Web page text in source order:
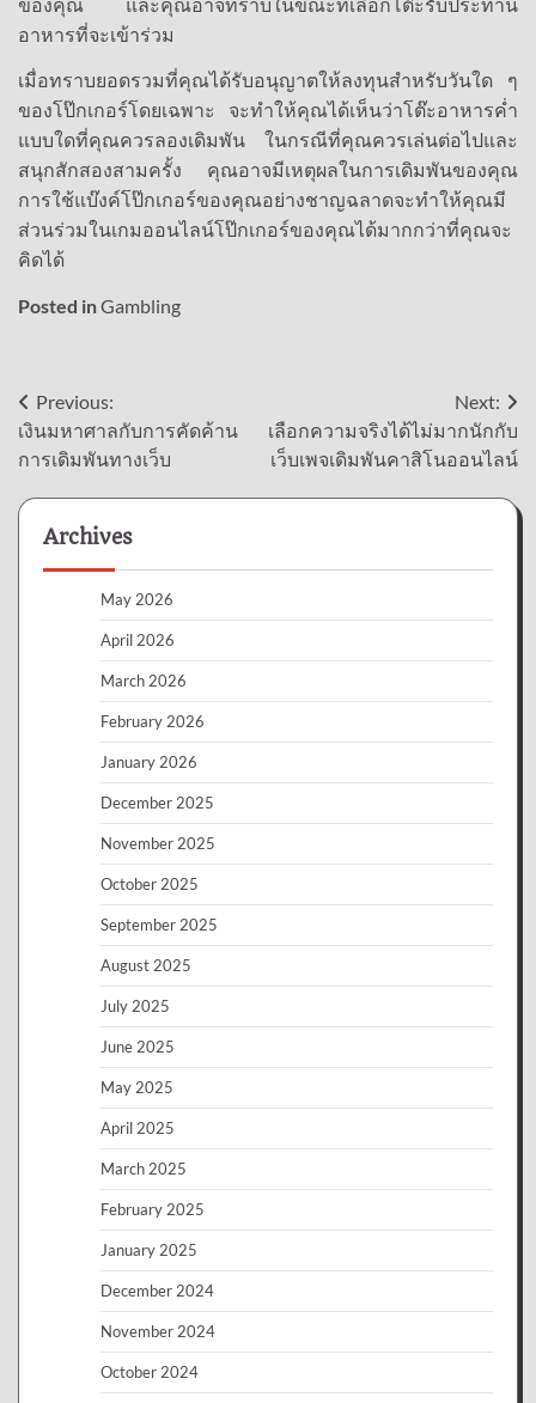
ของคุณ
และคุณอาจทราบในขณะที่เลือกโต๊ะรับประทาน
อาหารที่จะเข้าร่วม
เมื่อทราบยอดรวมที่คุณได้รับอนุญาตให้ลงทุนสำหรับวันใด
ๆ
ของโป๊กเกอร์โดยเฉพาะ
จะทำให้คุณได้เห็นว่าโต๊ะอาหารค่ำ
แบบใดที่คุณควรลองเดิมพัน
ในกรณีที่คุณควรเล่นต่อไปและ
สนุกสักสองสามครั้ง
คุณอาจมีเหตุผลในการเดิมพันของคุณ
การใช้แบ๊งค์โป๊กเกอร์ของคุณอย่างชาญฉลาดจะทำให้คุณมี
ส่วนร่วมในเกมออนไลน์โป๊กเกอร์ของคุณได้มากกว่าที่คุณจะ
คิดได้
Posted inGambling
Post
navigation
Previous:
เงินมหาศาลกับการคัดค้าน
การเดิมพันทางเว็บ
Next:
เลือกความจริงได้ไม่มากนักกับ
เว็บเพจเดิมพันคาสิโนออนไลน์
Archives
May 2026
April 2026
March 2026
February 2026
January 2026
December 2025
November 2025
October 2025
September 2025
August 2025
July 2025
June 2025
May 2025
April 2025
March 2025
February 2025
January 2025
December 2024
November 2024
October 2024